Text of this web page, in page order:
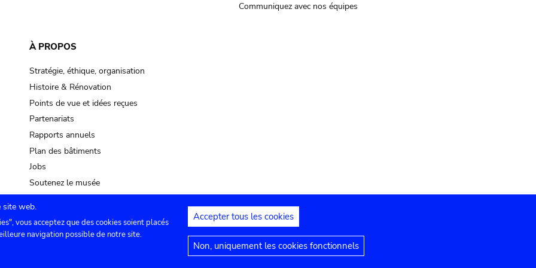
Communiquez avec nos équipes
À PROPOS
Stratégie, éthique, organisation
Histoire & Rénovation
Points de vue et idées reçues
Partenariats
Rapports annuels
Plan des bâtiments
Jobs
Soutenez le musée
Contact Paramètres de confidentialité Mentions juridiques Déclaration d'accessibilité
site web.
vous acceptez que des cookies soient placés
navigation possible de notre site.
Accepter tous les cookies
Non, uniquement les cookies fonctionnels